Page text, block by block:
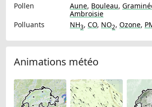
Pollen
Aune, Bouleau,
Ambroisie
Polluants
NH3, CO, NO2, Ozone,
Animations météo